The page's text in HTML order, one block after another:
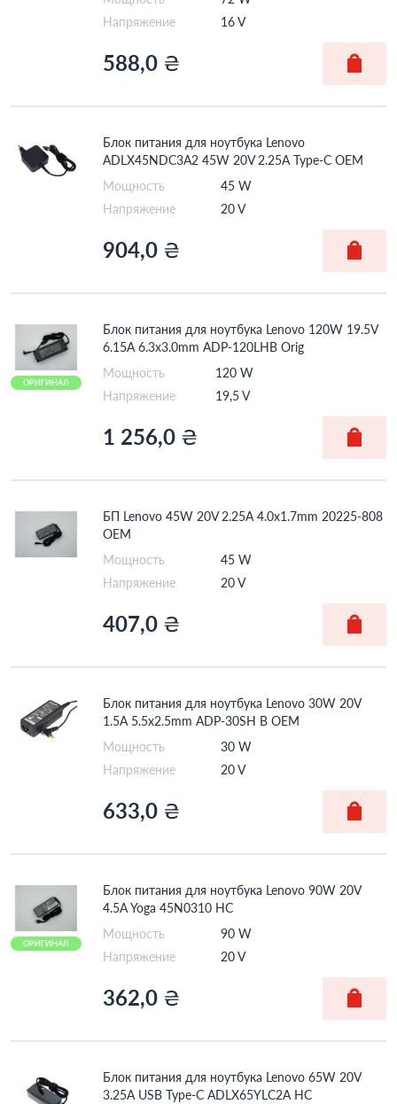
ThinkPad 13 ThinkPad E
ThinkPad Helix ThinkPad IBM T
ThinkPad P
ThinkPad Z U
V Yoga
Напряжение
16 V
588,0 ₴
Блок питания для ноутбука Lenovo
ADLX45NDC3A2 45W 20V 2.25A Type-C OEM
Мощность
45 W
Напряжение
20 V
904,0 ₴
ОРИГИНАЛ
Блок питания для ноутбука Lenovo 120W 19.5V
6.15A 6.3x3.0mm ADP-120LHB Orig
Мощность
120 W
Напряжение
19,5 V
1 256,0 ₴
БП Lenovo 45W 20V 2.25A 4.0x1.7mm 20225-808
OEM
Мощность
45 W
Напряжение
20 V
407,0 ₴
Блок питания для ноутбука Lenovo 30W 20V
1.5A 5.5x2.5mm ADP-30SH B OEM
Мощность
30 W
Напряжение
20 V
633,0 ₴
ОРИГИНАЛ
Блок питания для ноутбука Lenovo 90W 20V
4.5A Yoga 45N0310 HC
Мощность
90 W
Напряжение
20 V
362,0 ₴
Блок питания для ноутбука Lenovo 65W 20V
3.25A USB Type-C ADLX65YLC2A HC